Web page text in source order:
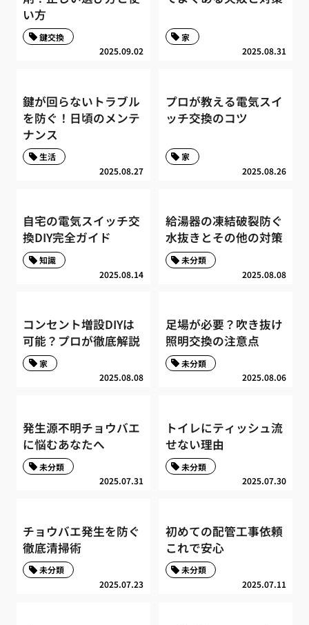
い方
2025.09.02
鍵交換
2025.08.31
家
鍵が回らないトラブル
を防ぐ！日頃のメンテ
ナンス
2025.08.27
生活
プロが教える電気スイ
ッチ交換のコツ
2025.08.26
家
自宅の電気スイッチ交
換DIY完全ガイド
2025.08.14
知識
給湯器の凍結破裂防ぐ
水抜きとその他の対策
2025.08.08
未分類
コンセント増設DIYは
可能？プロが徹底解説
2025.08.08
家
足場が必要？吹き抜け
照明交換の注意点
2025.08.06
未分類
発生源不明チョウバエ
に悩むあなたへ
2025.07.31
未分類
トイレにティッシュ流
せない理由
2025.07.30
未分類
チョウバエ発生を防ぐ
徹底清掃術
2025.07.23
未分類
初めての配管工事依頼
これで安心
2025.07.11
未分類